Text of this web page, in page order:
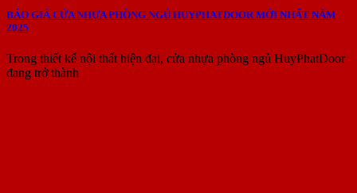
BÁO GIÁ CỬA NHỰA PHÒNG NGỦ HUYPHATDOOR MỚI NHẤT NĂM
2025
Trong thiết kế nội thất hiện đại, cửa nhựa phòng ngủ HuyPhatDoor
đang trở thành